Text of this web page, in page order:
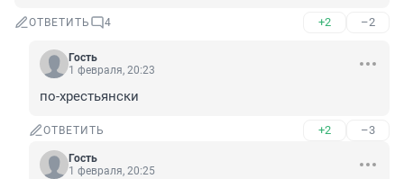
ОТВЕТИТЬ 4 +2 –2
Гость
1 февраля, 20:23
по-хрестьянски
ОТВЕТИТЬ +2 –3
Гость
1 февраля, 20:25